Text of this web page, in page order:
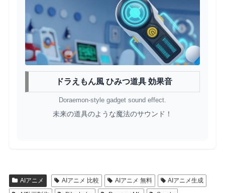
ドラえもん風 ひみつ道具 効果音
Doraemon-style gadget sound effect.
未来の道具のような魔法のサウンド！
AIアニメ AIアニメ 比較 AIアニメ 無料
AIアニメ生成